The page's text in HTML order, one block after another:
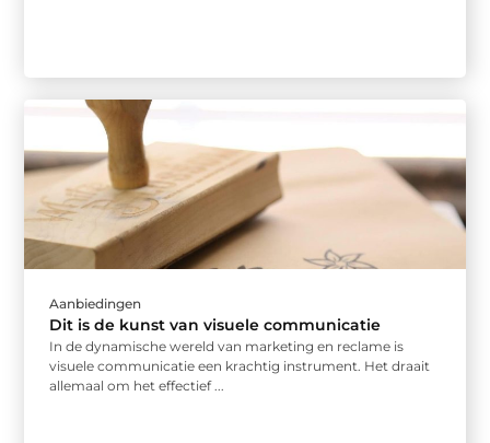
Aanbiedingen
Dit is de kunst van visuele communicatie
In de dynamische wereld van marketing en reclame is
visuele communicatie een krachtig instrument. Het draait
allemaal om het effectief ...